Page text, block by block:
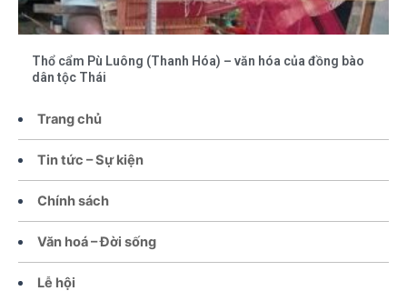
Trang chủ
Tin tức – Sự kiện
Chính sách
Văn hoá – Đời sống
Lễ hội
Thổ cẩm Pù Luông (Thanh Hóa) – văn hóa của đồng bào
dân tộc Thái